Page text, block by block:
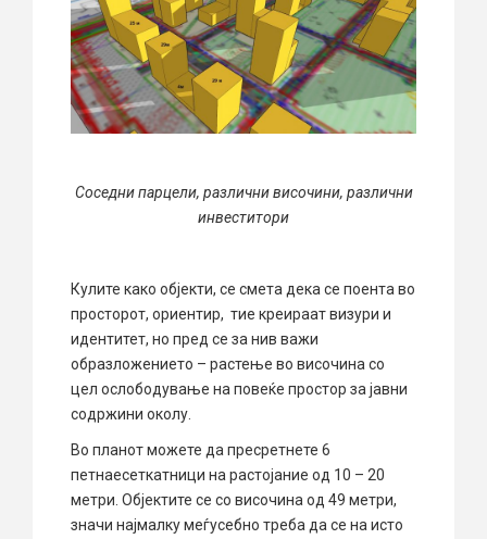
Соседни парцели, различни височини, различни
инвеститори
Кулите како објекти, се смета дека се поента во
просторот, ориентир, тие креираат визури и
идентитет, но пред се за нив важи
образложението – растење во височина со
цел ослободување на повеќе простор за јавни
содржини околу.
Во планот можете да пресретнете 6
петнаесеткатници на растојание од 10 – 20
метри. Објектите се со височина од 49 метри,
значи најмалку меѓусебно треба да се на исто